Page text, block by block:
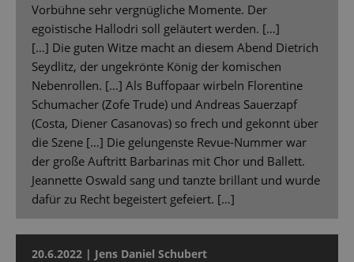
Vorbühne sehr vergnügliche Momente. Der
egoistische Hallodri soll geläutert werden. […]
[…] Die guten Witze macht an diesem Abend Dietrich
Seydlitz, der ungekrönte König der komischen
Nebenrollen. […] Als Buffopaar wirbeln Florentine
Schumacher (Zofe Trude) und Andreas Sauerzapf
(Costa, Diener Casanovas) so frech und gekonnt über
die Szene […] Die gelungenste Revue-Nummer war
der große Auftritt Barbarinas mit Chor und Ballett.
Jeannette Oswald sang und tanzte brillant und wurde
dafür zu Recht begeistert gefeiert. […]
20.6.2022 | Jens Daniel Schubert